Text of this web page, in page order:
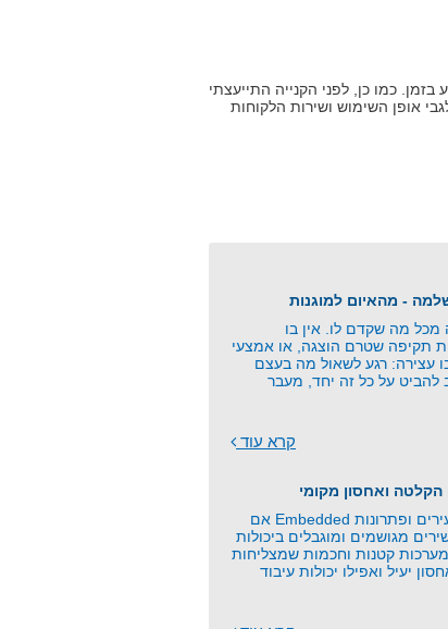
כמו כן, לפני הקנייה התייעצתי
אופן השימוש ושירות הלקוחות
מה שקדם לו. אין בו
תקיפה שטרם הוצגה, או אמצעי
עצירה: רגע לשאול מה בעצם
להביט על כל זה יחד, מעבר
קרא עוד
ואחסון מקומי
כרטיסי זיכרון, DVR זעירים ופתרונות Embedded אם
מגושמים ומוגבלים ביכולות
קטנות וחכמות שמצליחות
יעיל ואפילו יכולות עיבוד